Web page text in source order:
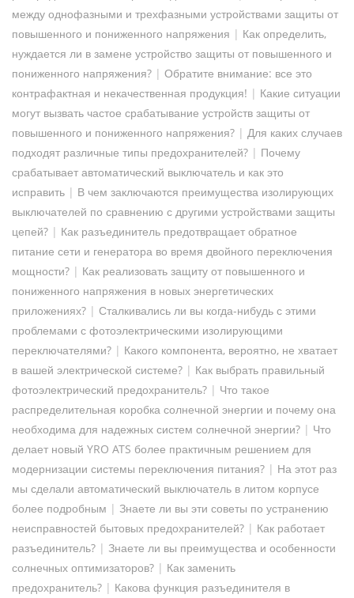
между однофазными и трехфазными устройствами защиты от
повышенного и пониженного напряжения | Как определить,
нуждается ли в замене устройство защиты от повышенного и
пониженного напряжения? | Обратите внимание: все это
контрафактная и некачественная продукция! | Какие ситуации
могут вызвать частое срабатывание устройств защиты от
повышенного и пониженного напряжения? | Для каких случаев
подходят различные типы предохранителей? | Почему
срабатывает автоматический выключатель и как это
исправить | В чем заключаются преимущества изолирующих
выключателей по сравнению с другими устройствами защиты
цепей? | Как разъединитель предотвращает обратное
питание сети и генератора во время двойного переключения
мощности? | Как реализовать защиту от повышенного и
пониженного напряжения в новых энергетических
приложениях? | Сталкивались ли вы когда-нибудь с этими
проблемами с фотоэлектрическими изолирующими
переключателями? | Какого компонента, вероятно, не хватает
в вашей электрической системе? | Как выбрать правильный
фотоэлектрический предохранитель? | Что такое
распределительная коробка солнечной энергии и почему она
необходима для надежных систем солнечной энергии? | Что
делает новый YRO ATS более практичным решением для
модернизации системы переключения питания? | На этот раз
мы сделали автоматический выключатель в литом корпусе
более подробным | Знаете ли вы эти советы по устранению
неисправностей бытовых предохранителей? | Как работает
разъединитель? | Знаете ли вы преимущества и особенности
солнечных оптимизаторов? | Как заменить
предохранитель? | Какова функция разъединителя в